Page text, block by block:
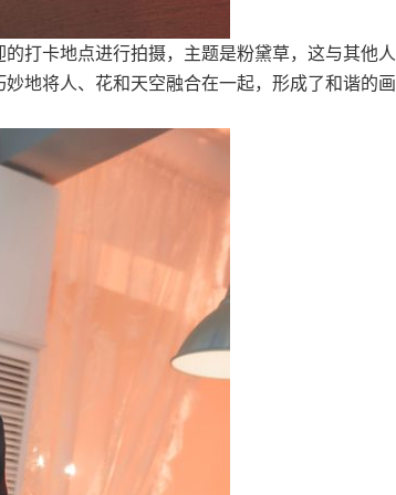
打卡地点进行拍摄，主题是粉黛草，这与其他人
地将人、花和天空融合在一起，形成了和谐的画